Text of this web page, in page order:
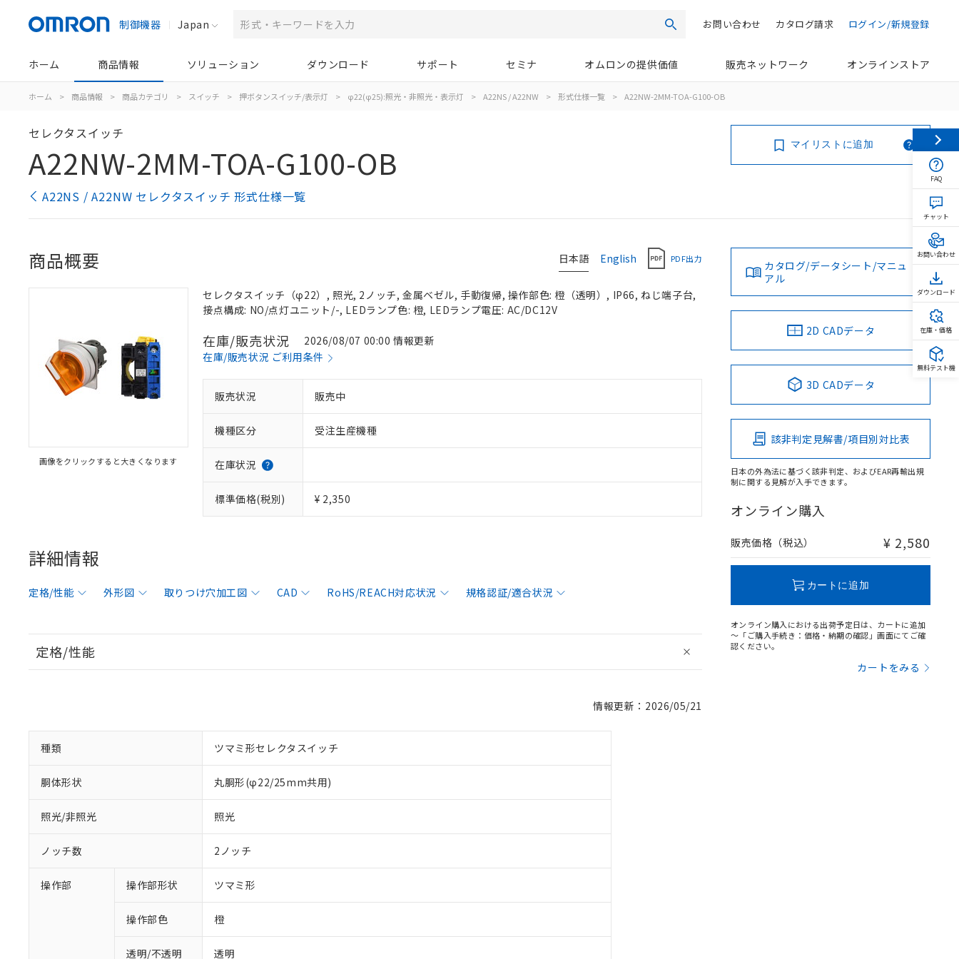
制御機器 Japan 検索 ログイン/新規登録
カタログ請求
お問い合わせ
ホーム 商品情報 ソリューション ダウンロード サポート セミナ オムロンの提供価値 販売ネットワーク オンラインストア
ホーム > 商品情報 > 商品カテゴリ > スイッチ > 押ボタンスイッチ/表示灯 > φ22(φ25):照光・非照光・表示灯 > A22NS / A22NW > 形式仕様一覧 > A22NW-2MM-TOA-G100-OB
セレクタスイッチ
A22NW-2MM-TOA-G100-OB
A22NS / A22NW セレクタスイッチ 形式仕様一覧
マイリストに追加
日本語 English PDF出力
商品概要
画像をクリックすると大きくなります
セレクタスイッチ（φ22）, 照光, 2ノッチ, 金属ベゼル, 手動復帰, 操作部色: 橙（透明）, IP66, ねじ端子台,
接点構成: NO/点灯ユニット/-, LEDランプ色: 橙, LEDランプ電圧: AC/DC12V
在庫/販売状況
2026/08/07 00:00 情報更新
在庫/販売状況 ご利用条件
販売状況 販売中
機種区分 受注生産機種
在庫状況
標準価格(税別) ¥ 2,350
詳細情報
定格/性能 外形図 取りつけ穴加工図 CAD RoHS/REACH対応状況 規格認証/適合状況
定格/性能
情報更新：2026/05/21
種類 ツマミ形セレクタスイッチ
胴体形状 丸胴形(φ22/25mm共用)
照光/非照光 照光
ノッチ数 2ノッチ
操作部 操作部形状 ツマミ形
操作部色 橙
透明/不透明 透明
カタログ/データシート/マニュ
アル
2D CADデータ
3D CADデータ
該非判定見解書/項目別対比表
日本の外為法に基づく該非判定、およびEAR再輸出規
制に関する見解が入手できます。
オンライン購入
販売価格（税込） ¥ 2,580
カートに追加
オンライン購入における出荷予定日は、カートに追加
～「ご購入手続き：価格・納期の確認」画面にてご確
認ください。
カートをみる
FAQ
チャット
お問い合わせ
ダウンロード
在庫・価格
無料テスト機